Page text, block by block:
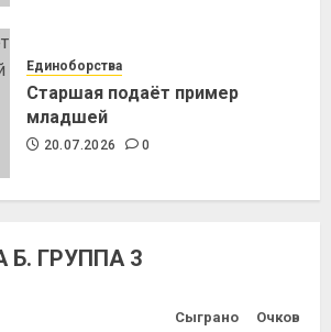
Единоборства
Старшая подаёт пример
младшей
20.07.2026 0
Б. ГРУППА 3
Сыграно Очков